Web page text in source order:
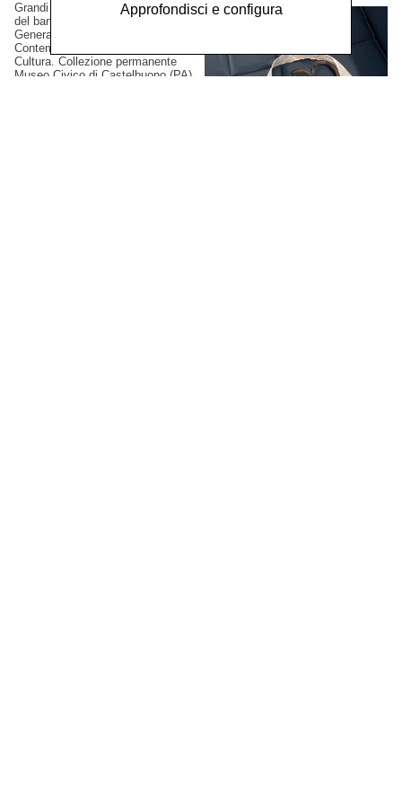
Grandi formati. Progetto vincitore
del bando PAC2021, Direzione
Generale Creatività
Contemporanea del Ministero della
Cultura. Collezione permanente
Museo Civico di Castelbuono (PA),
Approfondisci e configura